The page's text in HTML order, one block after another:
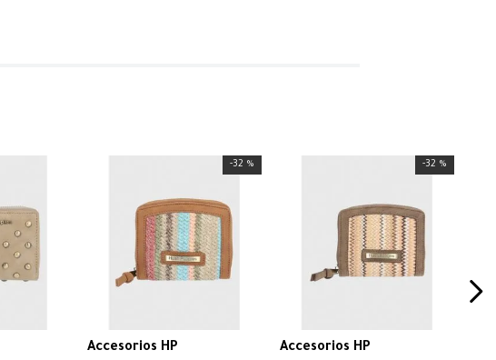
-32 %
Accesorios HP
-32 %
Accesorios HP